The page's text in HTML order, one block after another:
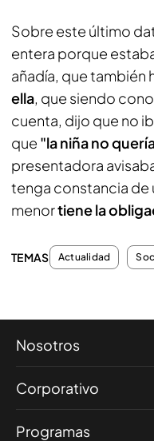
Sobre este último
entera porque
añadía, que también
ella, que siendo
cuenta, dijo que no
que "la niña no
presentadora
tenga constancia de
menortiene la
TEMAS Actualidad
Nosotros
Corporativo
Programas